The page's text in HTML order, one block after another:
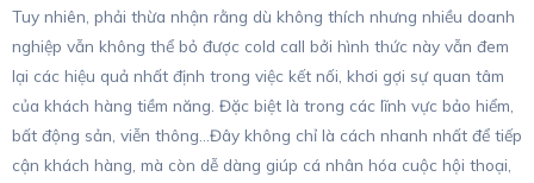
Tuy nhiên, phải thừa nhận rằng dù không thích nhưng nhiều doanh
nghiệp vẫn không thể bỏ được cold call bởi hình thức này vẫn đem
lại các hiệu quả nhất định trong việc kết nối, khơi gợi sự quan tâm
của khách hàng tiềm năng. Đặc biệt là trong các lĩnh vực bảo hiểm,
bất động sản, viễn thông…Đây không chỉ là cách nhanh nhất để tiếp
cận khách hàng, mà còn dễ dàng giúp cá nhân hóa cuộc hội thoại,